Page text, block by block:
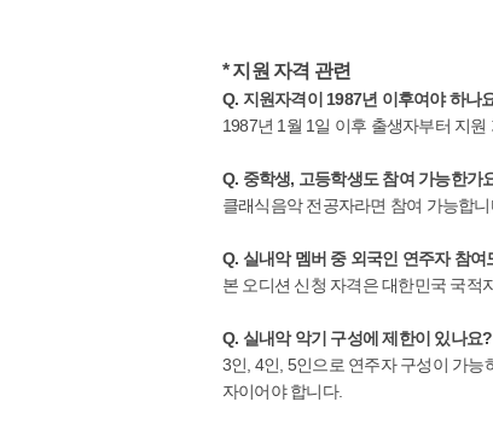
* 지원 자격 관련
Q. 지원자격이 1987년 이후여야 하나
1987년 1월 1일 이후 출생자부터 지원
Q. 중학생, 고등학생도 참여 가능한가
클래식음악 전공자라면 참여 가능합니
Q. 실내악 멤버 중 외국인 연주자 참여
본 오디션 신청 자격은 대한민국 국적
Q. 실내악 악기 구성에 제한이 있나요?
3인, 4인, 5인으로 연주자 구성이 가
자이어야 합니다.